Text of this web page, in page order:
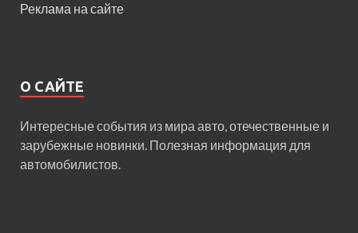
Реклама на сайте
О САЙТЕ
Интересные события из мира авто, отечественные и
зарубежные новинки. Полезная информация для
автомобилистов.